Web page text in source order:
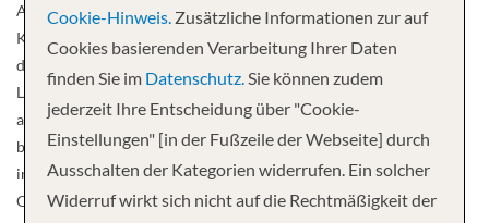
Auszeichnung als „Bestes neues Flusskreuzfahrtschiff“ in Sachen
Komfort und Stil. Vielleicht liegt es an dem wogenden Teppich in
der Main Lounge, der an den Fluss erinnert, oder an den eleganten
Liebessitzen in verschiedenen Blautönen. Vielleicht liegt es aber
auch an der Kulisse, die die französischen Balkone des Schiffes
bieten, oder an der exquisiten Küche, die im Hauptrestaurant und
in einer köstlichen, mehrgängigen Produktion im Rahmen des The
Chef’s Table-Erlebnisses serviert wird. Was auch immer der Grund
Cookie-Hinweis. Zusätzliche Informationen zur auf
Cookies basierenden Verarbeitung Ihrer Daten
finden Sie im Datenschutz.Sie können zudem
jederzeit Ihre Entscheidung über "Cookie-
Einstellungen" [in der Fußzeile der Webseite] durch
Ausschalten der Kategorien widerrufen. Ein solcher
Widerruf wirkt sich nicht auf die Rechtmäßigkeit der